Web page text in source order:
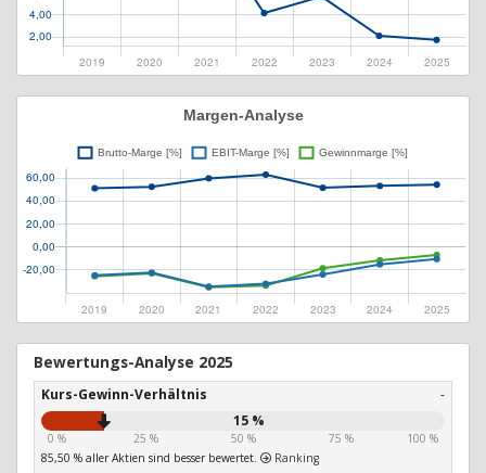
Bewertungs-Analyse 2025
Kurs-Gewinn-Verhältnis
-
15 %
0 % 25 % 50 % 75 %
100 %
85,50 % aller Aktien sind besser bewertet.
Ranking